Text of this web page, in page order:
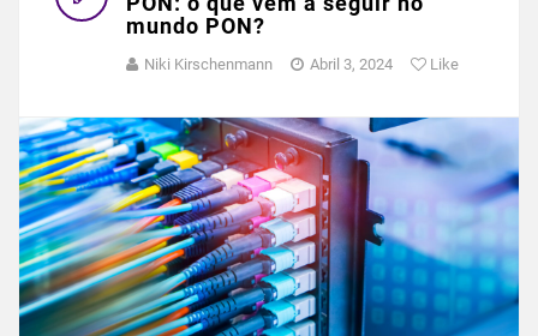
mundo PON?
Niki Kirschenmann Abril 3, 2024 Like